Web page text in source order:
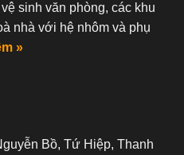
sinh văn phòng, các khu
nhà với hệ nhôm và phụ
»
Bồ, Tứ Hiệp, Thanh